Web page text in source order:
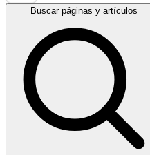
Buscar páginas y artículos